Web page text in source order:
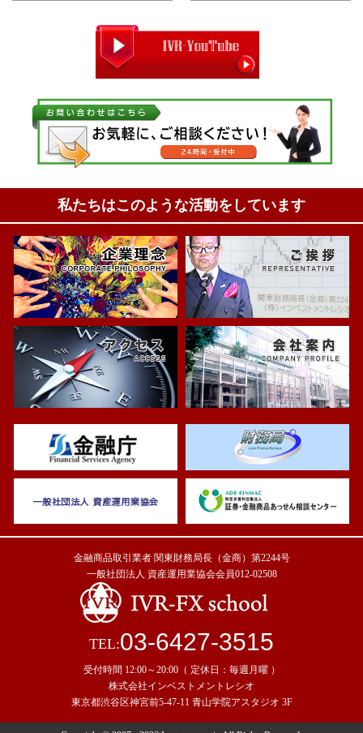
私たちはこのような活動をしています
金融商品取引業者 関東財務局長（金商）第2244号
一般社団法人 資産運用業協会会員012-02508
TEL:03-6427-3515
受付時間 12:00～20:00（ 定休日：毎週月曜 ）
株式会社インベストメントレシオ
東京都渋谷区神宮前5-47-11 青山学院アスタジオ 3F